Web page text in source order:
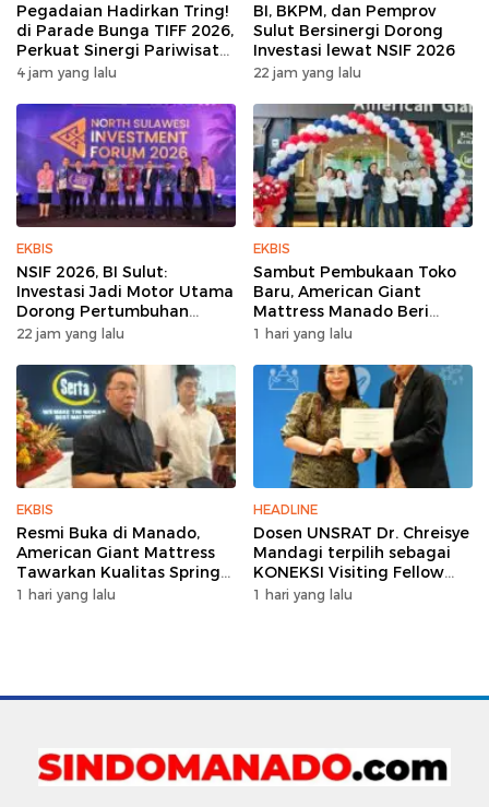
Pegadaian Hadirkan Tring!
di Parade Bunga TIFF 2026,
Perkuat Sinergi Pariwisata
Sulut
4 jam yang lalu
BI, BKPM, dan Pemprov
Sulut Bersinergi Dorong
Investasi lewat NSIF 2026
22 jam yang lalu
EKBIS
NSIF 2026, BI Sulut:
Investasi Jadi Motor Utama
Dorong Pertumbuhan
Ekonomi Sulut
22 jam yang lalu
EKBIS
Sambut Pembukaan Toko
Baru, American Giant
Mattress Manado Beri
Promo Hemat Jutaan
1 hari yang lalu
EKBIS
Resmi Buka di Manado,
American Giant Mattress
Tawarkan Kualitas Spring
Bed Premium
1 hari yang lalu
HEADLINE
Dosen UNSRAT Dr. Chreisye
Mandagi terpilih sebagai
KONEKSI Visiting Fellow
2026 di Australia
1 hari yang lalu